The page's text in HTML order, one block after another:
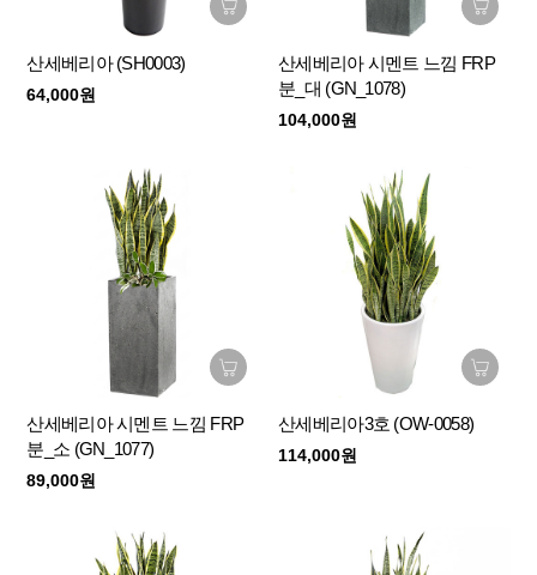
산세베리아 (SH0003)
64,000원
산세베리아 시멘트 느낌 FRP
분_대 (GN_1078)
104,000원
산세베리아 시멘트 느낌 FRP
분_소 (GN_1077)
89,000원
산세베리아3호 (OW-0058)
114,000원